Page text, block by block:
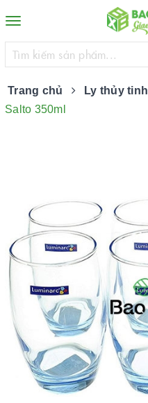
Toggle
navigation
Trang chủ Ly thủy tinh
Salto 350ml